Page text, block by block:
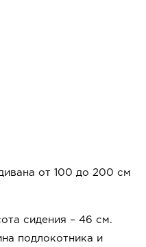
от 100 до 200 см
сидения – 46 см.
подлокотника и